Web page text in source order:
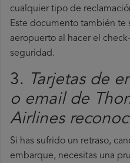
cualquier tipo de
Este documento también te
aeropuerto al hacer el
seguridad.
3.
Tarjetas de
o email de
Airlines
Si has sufrido un retraso,
embarque, necesitas una